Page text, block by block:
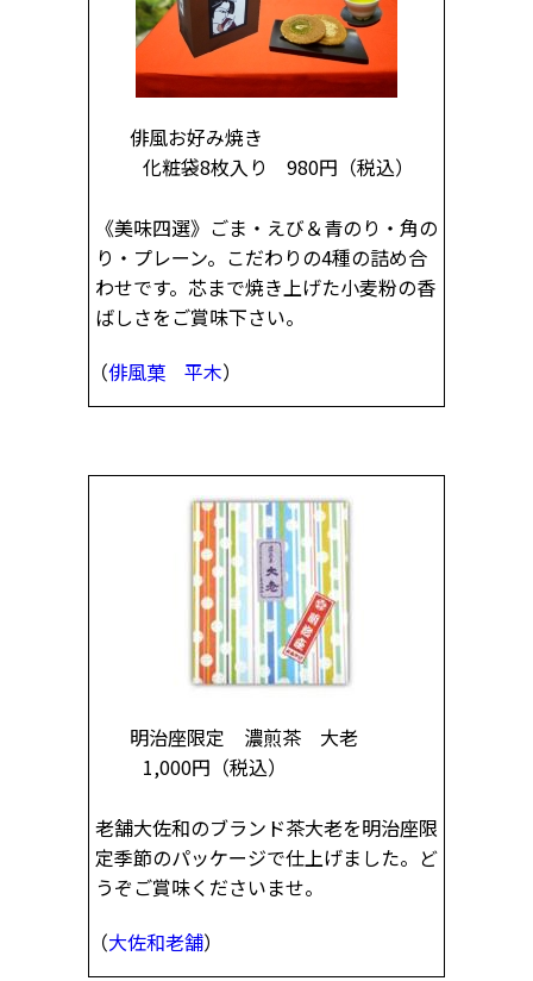
俳風お好み焼き
化粧袋8枚入り 980円 （税込）
《美味四選》ごま・えび＆青のり・角の
り・プレーン。こだわりの4種の詰め合
わせです。芯まで焼き上げた小麦粉の香
ばしさをご賞味下さい。
（俳風菓 平木）
明治座限定 濃煎茶 大老
1,000円 （税込）
老舗大佐和のブランド茶大老を明治座限
定季節のパッケージで仕上げました。ど
うぞご賞味くださいませ。
（大佐和老舗）